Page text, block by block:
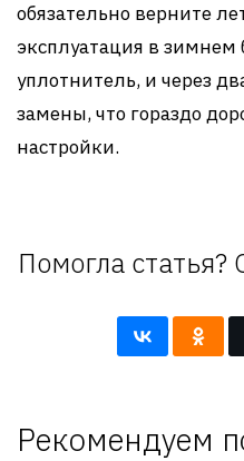
обязательно верните
эксплуатация в
уплотнитель, и через
замены, что гораздо
настройки.
Помогла статья?
Рекомендуем